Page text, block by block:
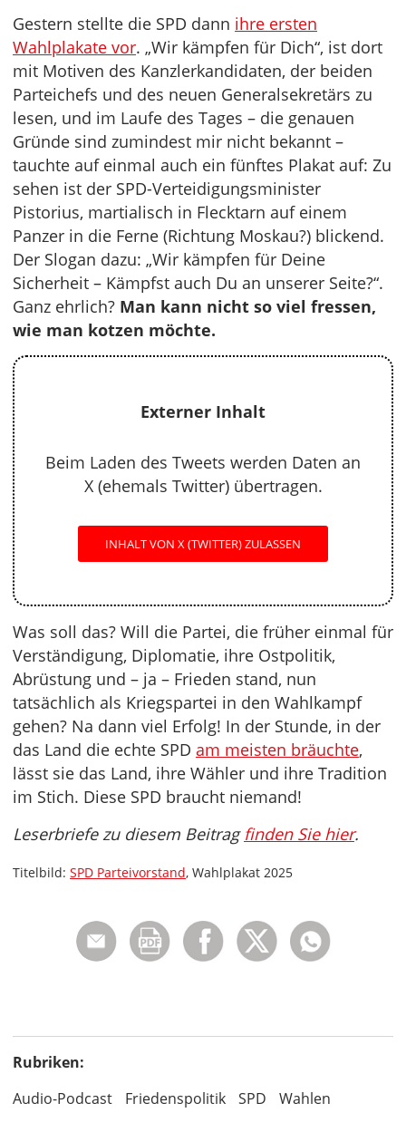
Gestern stellte die SPD dann ihre ersten
Wahlplakate vor. „Wir kämpfen für Dich“, ist dort
mit Motiven des Kanzlerkandidaten, der beiden
Parteichefs und des neuen Generalsekretärs zu
lesen, und im Laufe des Tages – die genauen
Gründe sind zumindest mir nicht bekannt –
tauchte auf einmal auch ein fünftes Plakat auf: Zu
sehen ist der SPD-Verteidigungsminister
Pistorius, martialisch in Flecktarn auf einem
Panzer in die Ferne (Richtung Moskau?) blickend.
Der Slogan dazu: „Wir kämpfen für Deine
Sicherheit – Kämpfst auch Du an unserer Seite?“.
Ganz ehrlich? Man kann nicht so viel fressen,
wie man kotzen möchte.
Externer Inhalt
Beim Laden des Tweets werden Daten an
X (ehemals Twitter) übertragen.
INHALT VON X (TWITTER) ZULASSEN
Was soll das? Will die Partei, die früher einmal für
Verständigung, Diplomatie, ihre Ostpolitik,
Abrüstung und – ja – Frieden stand, nun
tatsächlich als Kriegspartei in den Wahlkampf
gehen? Na dann viel Erfolg! In der Stunde, in der
das Land die echte SPD am meisten bräuchte,
lässt sie das Land, ihre Wähler und ihre Tradition
im Stich. Diese SPD braucht niemand!
Leserbriefe zu diesem Beitrag finden Sie hier.
Titelbild: SPD Parteivorstand, Wahlplakat 2025
Rubriken:
Audio-Podcast
Friedenspolitik SPD Wahlen